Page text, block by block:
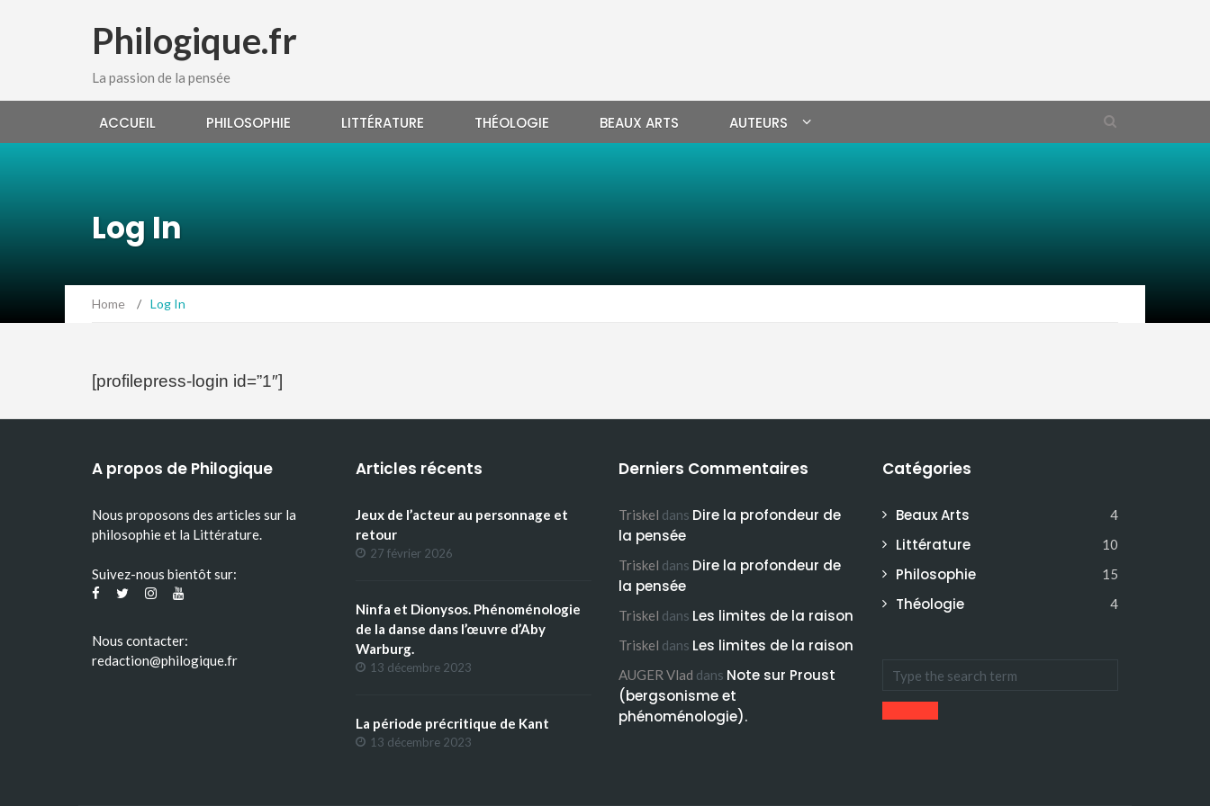
Philogique.fr
La passion de la pensée
ACCUEIL PHILOSOPHIE LITTÉRATURE THÉOLOGIE BEAUX ARTS AUTEURS
Log In
Home / Log In
[profilepress-login id=”1″]
A propos de Philogique
Nous proposons des articles sur la
philosophie et la Littérature.
Suivez-nous bientôt sur:
Nous contacter:
redaction@philogique.fr
Articles récents
Jeux de l’acteur au personnage et
retour
27 février 2026
Ninfa et Dionysos. Phénoménologie
de la danse dans l’œuvre d’Aby
Warburg.
13 décembre 2023
La période précritique de Kant
13 décembre 2023
Derniers Commentaires
Triskel dans Dire la profondeur de
la pensée
Triskel dans Dire la profondeur de
la pensée
Triskel dans Les limites de la raison
Triskel dans Les limites de la raison
AUGER Vlad dans Note sur Proust
(bergsonisme et
phénoménologie).
Catégories
Beaux Arts 4
Littérature 10
Philosophie 15
Théologie 4